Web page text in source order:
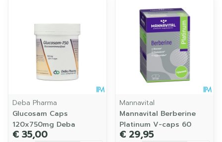
Deba Pharma
Glucosam Caps
120x750mg Deba
€ 35,00
Mannavital
Mannavital Berberine
Platinum V-caps 60
€ 29,95